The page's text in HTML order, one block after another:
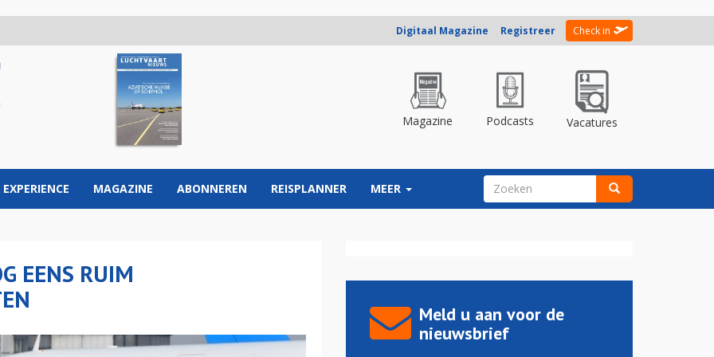
Digitaal Magazine Registreer Check in
Magazine Podcasts Vacatures
EXPERIENCE MAGAZINE ABONNEREN REISPLANNER MEER ZOEKVELD
EENS RUIM
Meld u aan voor de
nieuwsbrief